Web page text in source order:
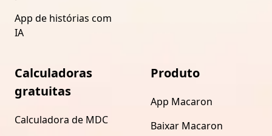
App de histórias com
IA
Calculadoras
gratuitas
Calculadora de MDC
Produto
App Macaron
Baixar Macaron